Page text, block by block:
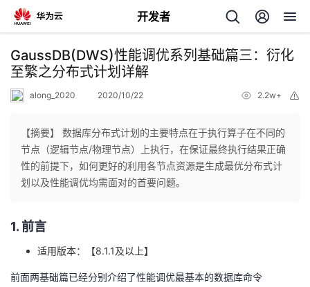
开发者
返
回
个
主
的
我
GaussDB(DWS)性能调优系列基础篇三：衍化
至繁之分布式计划详解
along_2020 2020/10/22 2.2w+
【摘要】 数据库分布式计划的主要特点在于执行算子在不同的
节点（逻辑节点/物理节点）上执行，在保证最终执行结果正确
性的前提下，如何更好的利用各节点资源是生成最优分布式计
划以及性能调优均需面对的首要问题。
1. 前言
适用版本：【8.1.1及以上】
前面两基础篇已经分别介绍了性能调优最基本的数据库命令